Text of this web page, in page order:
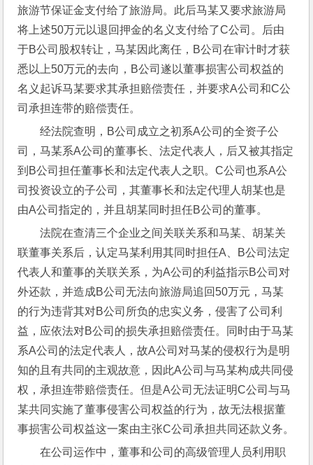
旅游节保证金支付给了旅游局。此后马某又要求旅游局
将上述50万元以退回押金的名义支付给了C公司。后由
于B公司股权转让，马某因此离任，B公司在审计时才获
悉以上50万元的去向，B公司遂以董事损害公司权益的
名义起诉马某要求其承担赔偿责任，并要求A公司和C公
司承担连带的赔偿责任。
经法院查明，B公司成立之初系A公司的全资子公
司，马某系A公司的董事长、法定代表人，后又被其指定
到B公司担任董事长和法定代表人之职。C公司也系A公
司投资设立的子公司，其董事长和法定代理人胡某也是
由A公司指定的，并且胡某同时担任B公司的董事。
法院在查清三个企业之间关联关系和马某、胡某关
联董事关系后，认定马某利用其同时担任A、B公司法定
代表人和董事的关联关系，为A公司的利益指示B公司对
外还款，并造成B公司无法向旅游局追回50万元，马某
的行为违背其对B公司所负的忠实义务，侵害了公司利
益，应依法对B公司的损失承担赔偿责任。同时由于马某
系A公司的法定代表人，故A公司对马某的侵权行为是明
知的且有共同的主观故意，因此A公司与马某构成共同侵
权，承担连带赔偿责任。但是A公司无法证明C公司与马
某共同实施了董事侵害公司权益的行为，故无法根据董
事损害公司权益这一案由主张C公司承担共同还款义务。
在公司运作中，董事和公司的高级管理人员利用职